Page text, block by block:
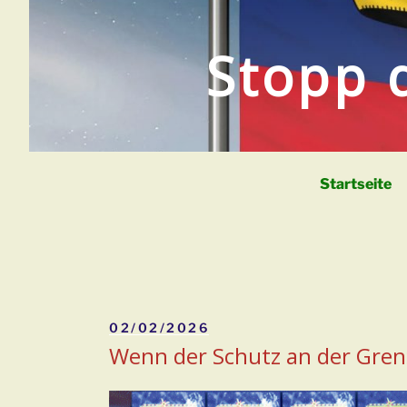
Inhalt
Stopp
Startseite
Veröffentlicht
am
02/02/2026
Wenn der Schutz an der